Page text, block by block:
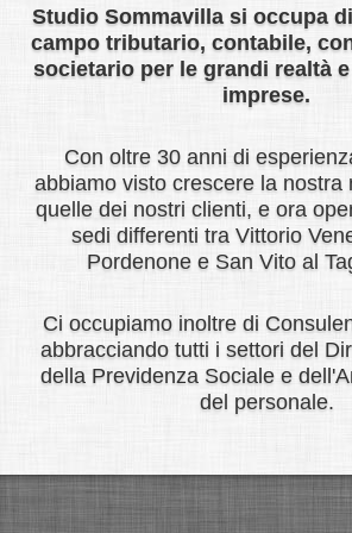
Tipologie di Dati
Fra i Dati Personali raccolti da
Applicazione, in modo autonomo
Nome, Cognome, Numero di
Professione, Indirizzo e
Altri Dati Personali raccolti
indicati in altre sezioni di questa
contestualmente alla raccolta dei
I Dati Personali possono essere
volontariamente dall’Utente,
modo automatico durante l'uso di
L’eventuale utilizzo di Cookie - o
di tracciamento - da parte di
dei titolari dei servizi terzi utilizzati
Attività strettamente
funzionamento
Attività di salvataggio
statistica
strumenti terzi
potrebbero farne
Alcuni dei servizi elencati di
– a seconda di quanto descritto –
Studio Sommavilla si occupa
campo tributario, contabile,
societario per le grandi realtà
imprese.
Con oltre 30 anni di
abbiamo visto crescere la nostra
quelle dei nostri clienti, e ora
sedi differenti tra Vittorio
Pordenone e San Vito al
Ci occupiamo inoltre di
abbracciando tutti i settori del
della Previdenza Sociale e
del personale.